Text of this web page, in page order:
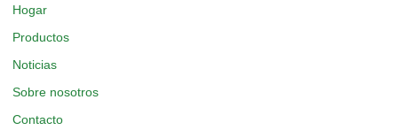
Hogar
Productos
Noticias
Sobre nosotros
Contacto